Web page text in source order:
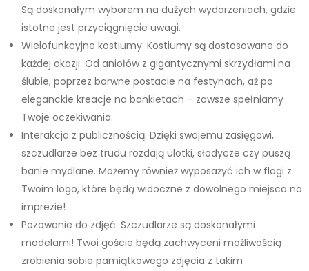
Są doskonałym wyborem na dużych wydarzeniach, gdzie
istotne jest przyciągnięcie uwagi.
Wielofunkcyjne kostiumy: Kostiumy są dostosowane do
każdej okazji. Od aniołów z gigantycznymi skrzydłami na
ślubie, poprzez barwne postacie na festynach, aż po
eleganckie kreacje na bankietach – zawsze spełniamy
Twoje oczekiwania.
Interakcja z publicznością: Dzięki swojemu zasięgowi,
szczudlarze bez trudu rozdają ulotki, słodycze czy puszą
banie mydlane. Możemy również wyposażyć ich w flagi z
Twoim logo, które będą widoczne z dowolnego miejsca na
imprezie!
Pozowanie do zdjęć: Szczudlarze są doskonałymi
modelami! Twoi goście będą zachwyceni możliwością
zrobienia sobie pamiątkowego zdjęcia z takim